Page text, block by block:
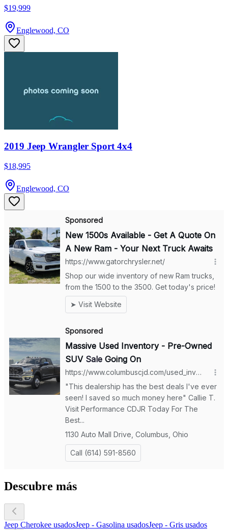
$19,999
Englewood, CO
2019 Jeep Wrangler Sport 4x4
$18,995
Englewood, CO
Descubre más
Jeep Cherokee usadosJeep - Gasolina usadosJeep - Gris usados